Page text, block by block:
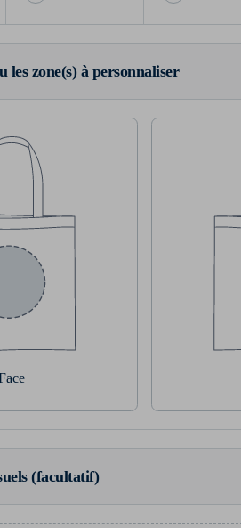
les zone(s) à personnaliser
(facultatif)